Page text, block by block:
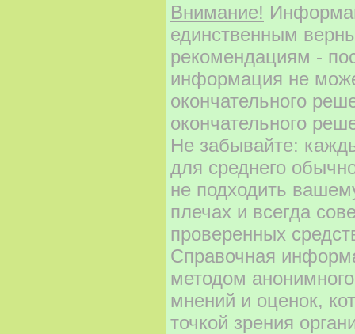
Внимание!
единственным
рекомендациям -
информация не
окончательного
окончательного
Не забывайте:
для среднего
не подходить
плечах и всегда
проверенных
Справочная
методом
мнений и оценок,
точкой зрения